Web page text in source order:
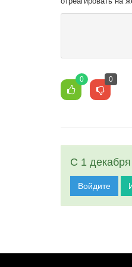
0 0
С 1 декабря
Войдите